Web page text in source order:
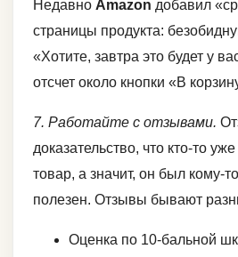
Недавно Amazon добавил
страницы продукта:
«Хотите, завтра это будет у
отсчет около кнопки «В
7. Работайте с отзывами.
доказательство, что кто-то
товар, а значит, он был кому-
полезен. Отзывы бывают
Оценка по 10-бальной